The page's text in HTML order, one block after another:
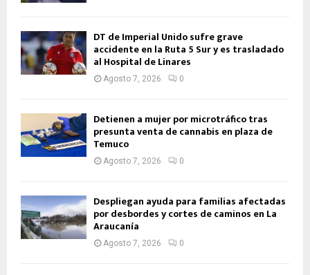
DT de Imperial Unido sufre grave
accidente en la Ruta 5 Sur y es trasladado
al Hospital de Linares
Agosto 7, 2026 0
Detienen a mujer por microtráfico tras
presunta venta de cannabis en plaza de
Temuco
Agosto 7, 2026 0
Despliegan ayuda para familias afectadas
por desbordes y cortes de caminos en La
Araucanía
Agosto 7, 2026 0